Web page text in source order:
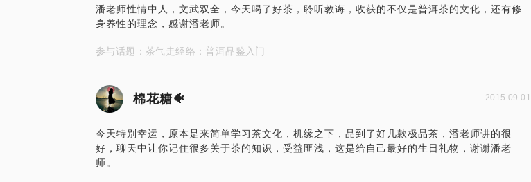
潘老师性情中人，文武双全，今天喝了好茶，聆听教诲，收获的不仅是普洱茶的文化，还有修
身养性的理念，感谢潘老师。
参与话题：茶气走经络：普洱品鉴入门
棉花糖🐠 2015.09.01
今天特别幸运，原本是来简单学习茶文化，机缘之下，品到了好几款极品茶，潘老师讲的很
好，聊天中让你记住很多关于茶的知识，受益匪浅，这是给自己最好的生日礼物，谢谢潘老
师。